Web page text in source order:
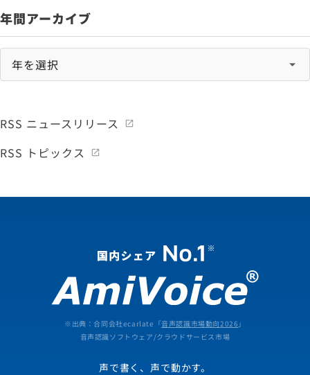
年間アーカイブ
RSS ニュースリリース
RSS トピックス
※出典：合同会社ecarlate「音声認識市場動向2026 」
音声認識ソフトウェア/クラウドサービス市場
声で書く、声で動かす。